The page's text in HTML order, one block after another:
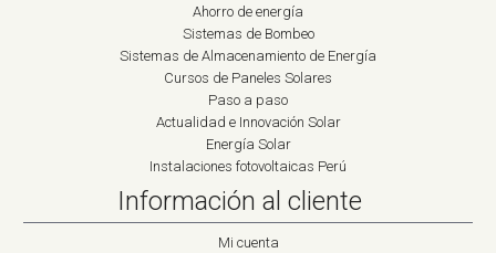
Ahorro de energía
Sistemas de Bombeo
Sistemas de Almacenamiento de Energía
Cursos de Paneles Solares
Paso a paso
Actualidad e Innovación Solar
Energía Solar
Instalaciones fotovoltaicas Perú
Información al cliente
Mi cuenta